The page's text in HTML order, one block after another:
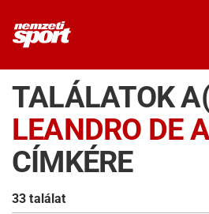
TALÁLATOK
LEANDRO DE
CÍMKÉRE
33 találat